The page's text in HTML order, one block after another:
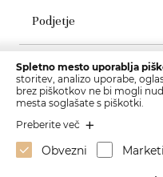
Podjetje
Pogoji poslovanja
Spletno mesto uporablja
storitev, analizo uporabe,
brez piškotkov ne bi mogli
mesta soglašate s piškotki.
Preberite več
Obvezni